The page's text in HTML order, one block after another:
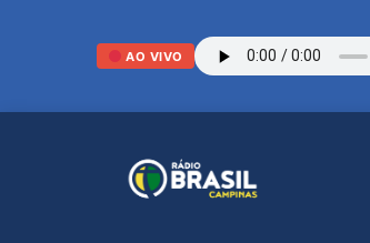
AO VIVO